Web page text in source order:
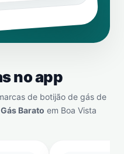
no app
de botijão de gás de
Gás Barato em Boa Vista